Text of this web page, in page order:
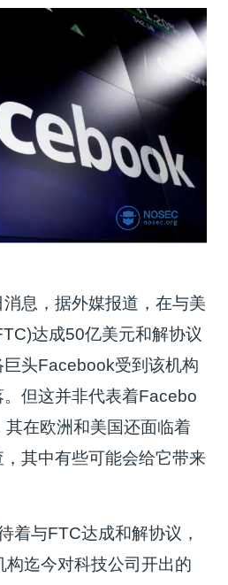
息，据外媒报道，在与美
达成50亿美元和解协议
头Facebook受到该机构
但这并非代表着Facebo
在欧洲和美国还面临着
其中有些可能会给它带来
着与FTC达成和解协议，
构迄今对科技公司开出的